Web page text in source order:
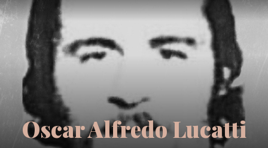
Oscar Alfredo Lucatti